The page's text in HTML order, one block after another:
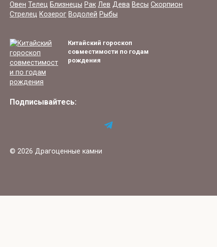
Овен Телец Близнецы Рак Лев Дева Весы Скорпион
Стрелец Козерог Водолей Рыбы
Китайский гороскоп
совместимости по годам
рождения
Подписывайтесь:
© 2026 Драгоценные камни